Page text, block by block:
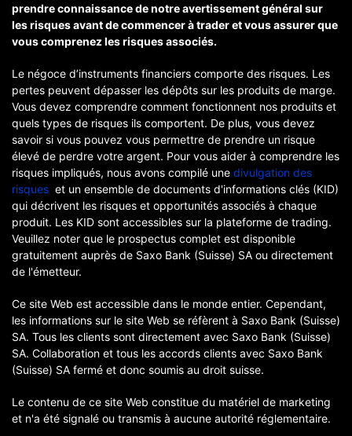
prendre connaissance de notre avertissement général sur
les risques avant de commencer à trader et vous assurer que
vous comprenez les risques associés.
Le négoce d’instruments financiers comporte des risques. Les
pertes peuvent dépasser les dépôts sur les produits de marge.
Vous devez comprendre comment fonctionnent nos produits et
quels types de risques ils comportent. De plus, vous devez
savoir si vous pouvez vous permettre de prendre un risque
élevé de perdre votre argent. Pour vous aider à comprendre les
risques impliqués, nous avons compilé une divulgation des
risques et un ensemble de documents d'informations clés (KID)
qui décrivent les risques et opportunités associés à chaque
produit. Les KID sont accessibles sur la plateforme de trading.
Veuillez noter que le prospectus complet est disponible
gratuitement auprès de Saxo Bank (Suisse) SA ou directement
de l'émetteur.
Ce site Web est accessible dans le monde entier. Cependant,
les informations sur le site Web se réfèrent à Saxo Bank (Suisse)
SA. Tous les clients sont directement avec Saxo Bank (Suisse)
SA. Collaboration et tous les accords clients avec Saxo Bank
(Suisse) SA fermé et donc soumis au droit suisse.
Le contenu de ce site Web constitue du matériel de marketing
et n'a été signalé ou transmis à aucune autorité réglementaire.